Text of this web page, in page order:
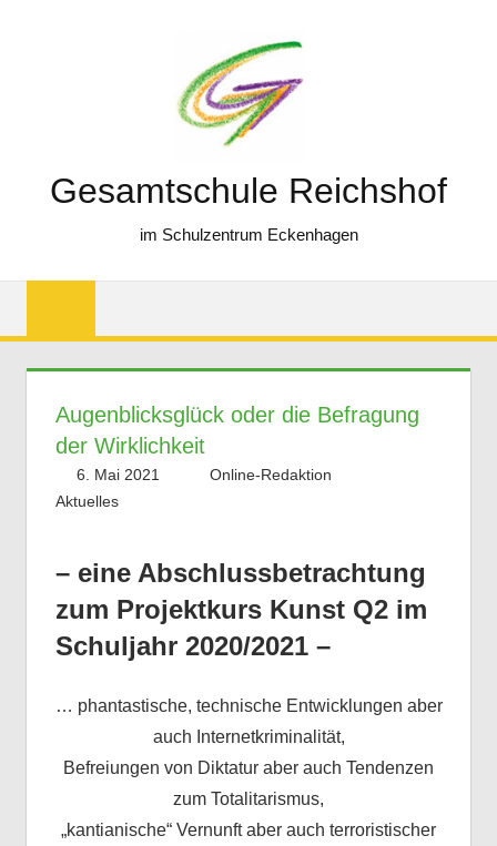
Gesamtschule Reichshof
im Schulzentrum Eckenhagen
Augenblicksglück oder die Befragung
der Wirklichkeit
6. Mai 2021
Online-Redaktion
Aktuelles
– eine Abschlussbetrachtung
zum Projektkurs Kunst Q2 im
Schuljahr 2020/2021 –
… phantastische, technische Entwicklungen aber
auch Internetkriminalität,
Befreiungen von Diktatur aber auch Tendenzen
zum Totalitarismus,
„kantianische“ Vernunft aber auch terroristischer